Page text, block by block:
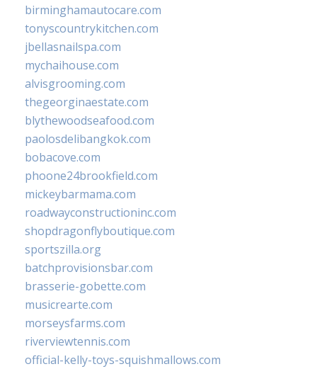
birminghamautocare.com
tonyscountrykitchen.com
jbellasnailspa.com
mychaihouse.com
alvisgrooming.com
thegeorginaestate.com
blythewoodseafood.com
paolosdelibangkok.com
bobacove.com
phoone24brookfield.com
mickeybarmama.com
roadwayconstructioninc.com
shopdragonflyboutique.com
sportszilla.org
batchprovisionsbar.com
brasserie-gobette.com
musicrearte.com
morseysfarms.com
riverviewtennis.com
official-kelly-toys-squishmallows.com